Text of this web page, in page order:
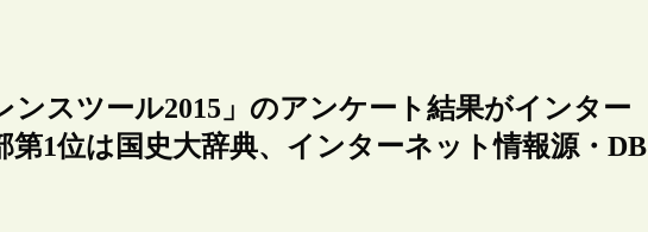
ンスツール2015」のアンケート結果がインター
1位は国史大辞典、インターネット情報源・DB